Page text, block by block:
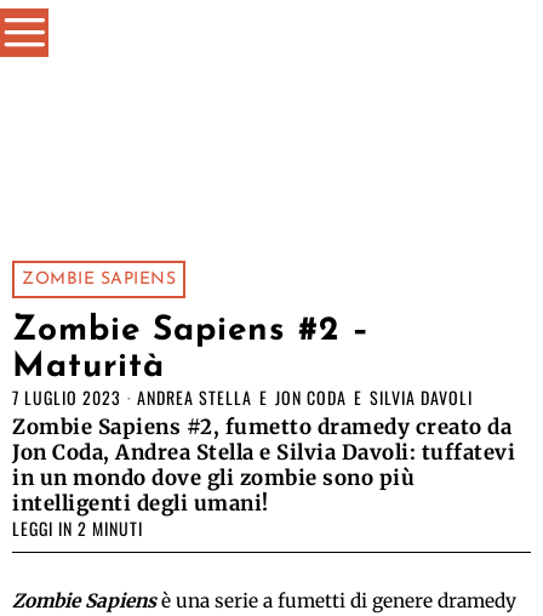
ZOMBIE SAPIENS
Zombie Sapiens #2 –
Maturità
7 LUGLIO 2023 ANDREA STELLA E JON CODA E SILVIA DAVOLI
Zombie Sapiens #2, fumetto dramedy creato da
Jon Coda, Andrea Stella e Silvia Davoli: tuffatevi
in un mondo dove gli zombie sono più
intelligenti degli umani!
LEGGI IN 2 MINUTI
Zombie Sapiensè una serie a fumetti di genere dramedy